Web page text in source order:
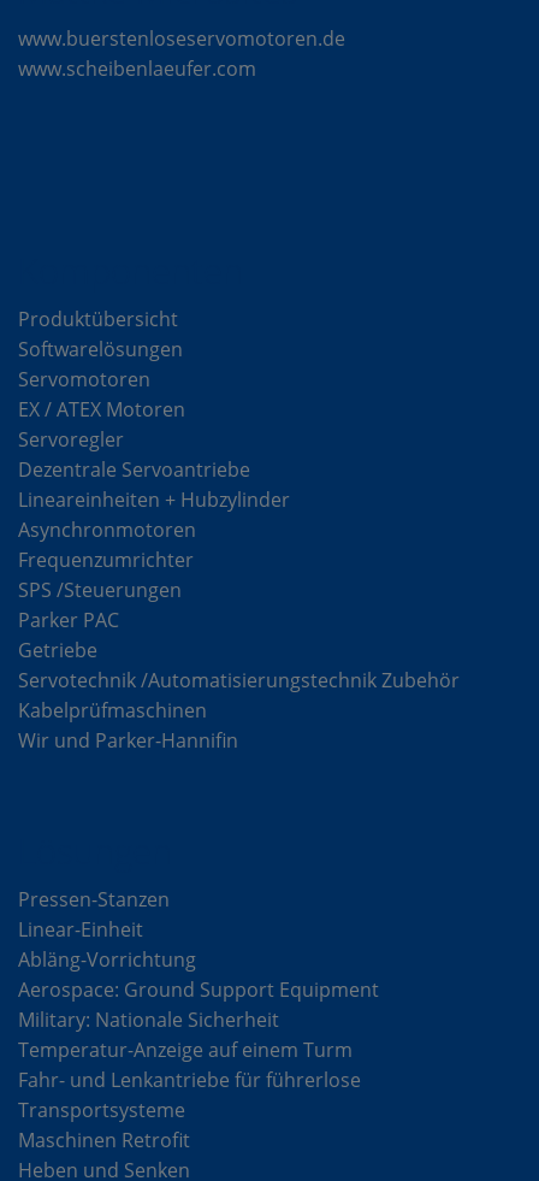
www.buerstenloseservomotoren.de
www.scheibenlaeufer.com
Produktübersicht
Softwarelösungen
Servomotoren
EX / ATEX Motoren
Servoregler
Dezentrale Servoantriebe
Lineareinheiten + Hubzylinder
Asynchronmotoren
Frequenzumrichter
SPS /Steuerungen
Parker PAC
Getriebe
Servotechnik /Automatisierungstechnik Zubehör
Kabelprüfmaschinen
Wir und Parker-Hannifin
Pressen-Stanzen
Linear-Einheit
Abläng-Vorrichtung
Aerospace: Ground Support Equipment
Military: Nationale Sicherheit
Temperatur-Anzeige auf einem Turm
Fahr- und Lenkantriebe für führerlose
Transportsysteme
Maschinen Retrofit
Heben und Senken